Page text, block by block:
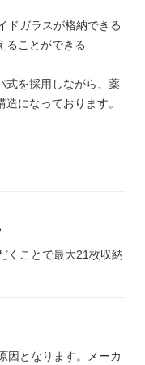
ドガラスが格納できる
えることができる
式を採用しながら、薬
になっております。
くことで最大21枚収納
因となります。メーカ